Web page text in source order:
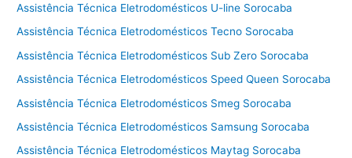
Assistência Técnica Eletrodomésticos U-line Sorocaba
Assistência Técnica Eletrodomésticos Tecno Sorocaba
Assistência Técnica Eletrodomésticos Sub Zero Sorocaba
Assistência Técnica Eletrodomésticos Speed Queen Sorocaba
Assistência Técnica Eletrodomésticos Smeg Sorocaba
Assistência Técnica Eletrodomésticos Samsung Sorocaba
Assistência Técnica Eletrodomésticos Maytag Sorocaba